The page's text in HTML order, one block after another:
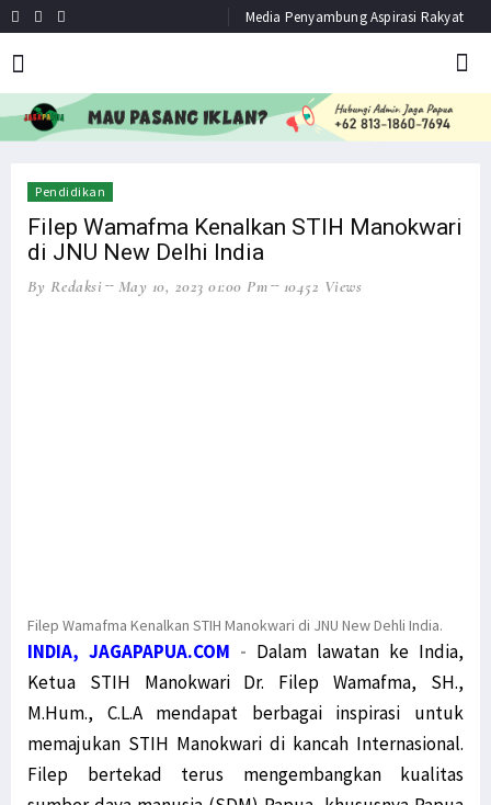
Media Penyambung Aspirasi Rakyat
HEADLINENEWS
Pendidikan
Filep Wamafma Kenalkan STIH Manokwari
di JNU New Delhi India
By Redaksi May 10, 2023 01:00 Pm 10452 Views
Filep Wamafma Kenalkan STIH Manokwari di JNU New Dehli India.
INDIA, JAGAPAPUA.COM - Dalam lawatan ke India,
Ketua STIH Manokwari Dr. Filep Wamafma, SH.,
M.Hum., C.L.A mendapat berbagai inspirasi untuk
memajukan STIH Manokwari di kancah Internasional.
Filep bertekad terus mengembangkan kualitas